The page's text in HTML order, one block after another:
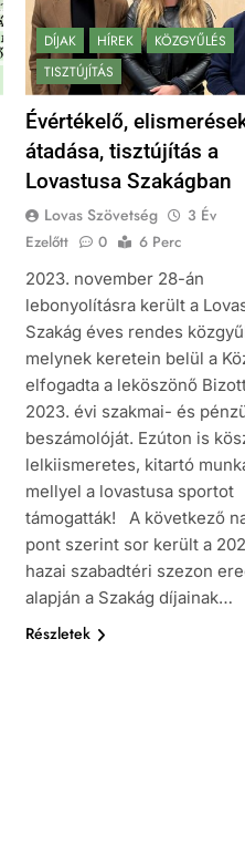
DÍJAK HÍREK
KÖZGYŰLÉS
TISZTÚJÍTÁS
Évértékelő,
átadása, tisztújítás a
Lovastusa Szakágban
Lovas Szövetség
3 Év
Ezelőtt
0
6 Perc
2023. november 28-án
lebonyolításra került a
Szakág éves rendes
melynek keretein belül a
elfogadta a leköszönő
2023. évi szakmai- és
beszámolóját. Ezúton is
lelkiismeretes, kitartó
mellyel a lovastusa sportot
támogatták! A következő
pont szerint sor került a
hazai szabadtéri szezon
alapján a Szakág díjainak…
Részletek